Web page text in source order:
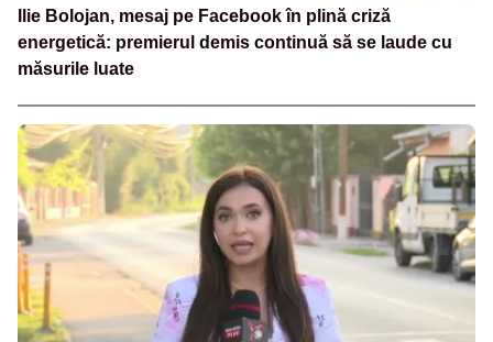
Ilie Bolojan, mesaj pe Facebook în plină criză
energetică: premierul demis continuă să se laude cu
măsurile luate